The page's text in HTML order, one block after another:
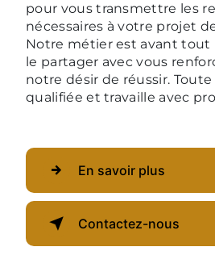
pour vous transmettre les
nécessaires à votre projet
Notre métier est avant tout
le partager avec vous
notre désir de réussir.
qualifiée et travaille avec
En savoir plus
Contactez-nous